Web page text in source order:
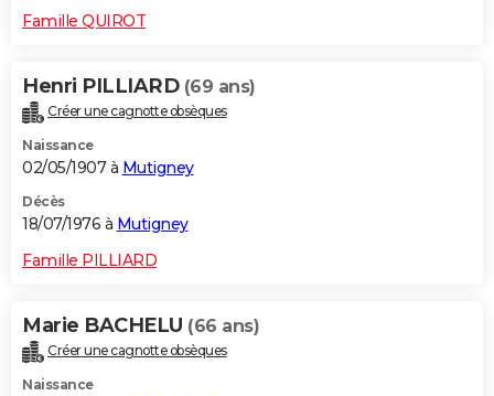
Famille QUIROT
Henri PILLIARD (69 ans)
Créer une cagnotte obsèques
Naissance
02/05/1907 à Mutigney
Décès
18/07/1976 à Mutigney
Famille PILLIARD
Marie BACHELU (66 ans)
Créer une cagnotte obsèques
Naissance